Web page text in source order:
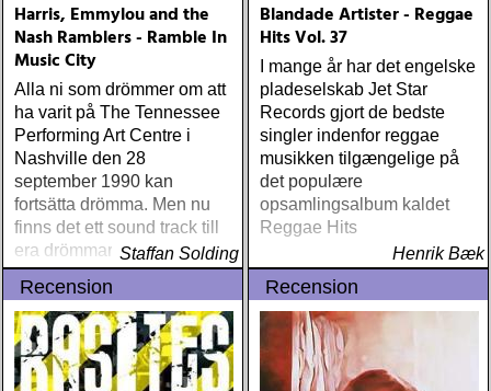
Harris, Emmylou and the
Nash Ramblers - Ramble In
Music City
Alla ni som drömmer om att
ha varit på The Tennessee
Performing Art Centre i
Nashville den 28
september 1990 kan
fortsätta drömma. Men nu
finns det ett sound track till
era drömmar. Konserten
med Emmylou Harris and
the Nash Ramblers
spelades nämligen in och
finns nu utgiven
Staffan Solding
Blandade Artister - Reggae
Hits Vol. 37
I mange år har det engelske
pladeselskab Jet Star
Records gjort de bedste
singler indenfor reggae
musikken tilgængelige på
det populære
opsamlingsalbum kaldet
Reggae Hits
Henrik Bæk
Recension Recension